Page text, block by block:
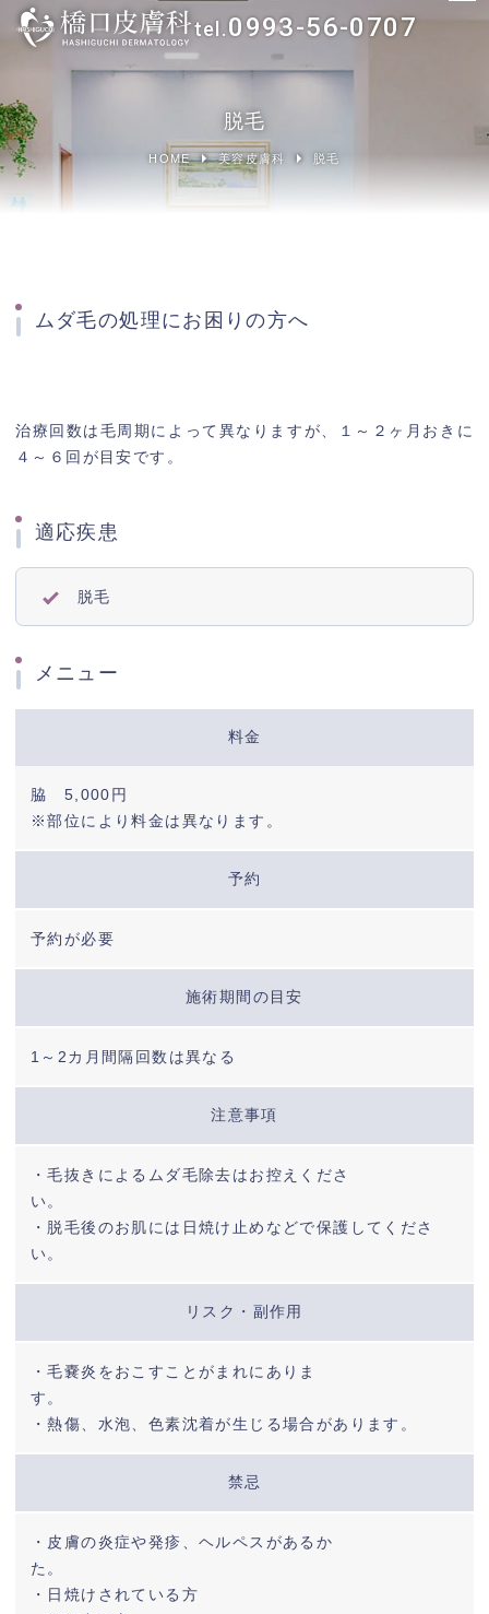
0993-56-0707
一般皮膚科
アトピー性皮膚炎でお悩みの方へ
お悩みから探す
クリニック紹介
採用情報
脱毛
HOME 美容皮膚科 脱毛
ムダ毛の処理にお困りの方へ
治療回数は毛周期によって異なりますが、１～２ヶ月おきに
４～６回が目安です。
適応疾患
脱毛
メニュー
料金
脇 5,000円
※部位により料金は異なります。
予約
予約が必要
施術期間の目安
1～2カ月間隔回数は異なる
注意事項
・毛抜きによるムダ毛除去はお控えくださ
い。
・脱毛後のお肌には日焼け止めなどで保護してくださ
い。
リスク・副作用
・毛嚢炎をおこすことがまれにありま
す。
・熱傷、水泡、色素沈着が生じる場合があります。
禁忌
・皮膚の炎症や発疹、ヘルペスがあるか
た。
・日焼けされている方